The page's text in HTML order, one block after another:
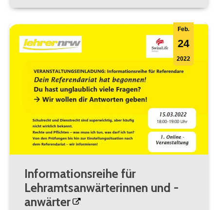
Feb.
24
2022
Informationsreihe für
Lehramtsanwärterinnen und -
anwärter